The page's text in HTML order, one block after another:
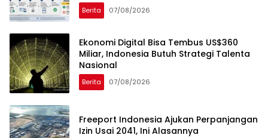
Berita 07/08/2026
Ekonomi Digital Bisa Tembus US$360
Miliar, Indonesia Butuh Strategi Talenta
Nasional
Berita 07/08/2026
Freeport Indonesia Ajukan Perpanjangan
Izin Usai 2041, Ini Alasannya